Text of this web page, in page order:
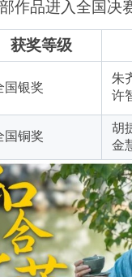
部作品进入全国决
获奖等级
国银奖
朱
许
国铜奖
胡
金